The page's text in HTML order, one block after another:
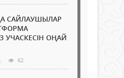
САЙЛАУШЫЛАР
УЧАСКЕСІН ОҢАЙ
62